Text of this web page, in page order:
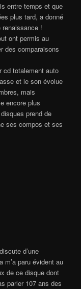
entre temps et que
plus tard, a donné
!
ont permis au
des comparaisons
cd totalement auto
et le son évolue
mais
encore plus
prend de
ses compos et ses
d’une
m’a paru évident au
de ce disque dont
parler 107 ans des